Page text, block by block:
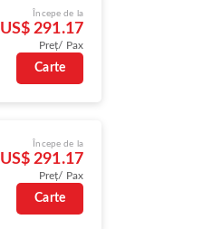
Începe de la
US$ 291.17
Preț/ Pax
Carte
Începe de la
US$ 291.17
Preț/ Pax
Carte